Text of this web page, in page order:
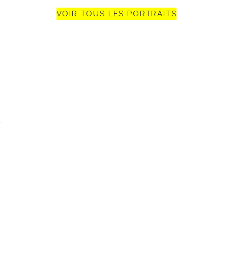
VOIR TOUS LES PORTRAITS